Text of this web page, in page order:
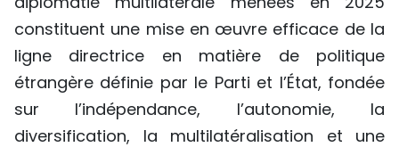
constituent une mise en œuvre efficace de la
ligne directrice en matière de politique
étrangère définie par le Parti et l’État, fondée
sur l’indépendance, l’autonomie, la
diversification, la multilatéralisation et une